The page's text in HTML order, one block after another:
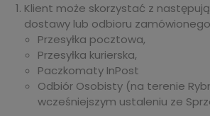
Klient może skorzystać z
dostawy lub odbioru
Przesyłka pocztowa,
Przesyłka kurierska,
Paczkomaty InPost
Odbiór Osobisty (na terenie
wcześniejszym ustaleniu ze